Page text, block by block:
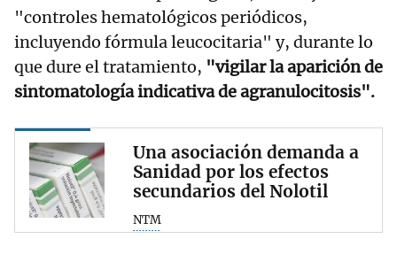
"controles hematológicos periódicos,
incluyendo fórmula leucocitaria" y, durante lo
que dure el tratamiento, "vigilar la aparición de
sintomatología indicativa de agranulocitosis".
Una asociación demanda a
Sanidad por los efectos
secundarios del Nolotil
NTM